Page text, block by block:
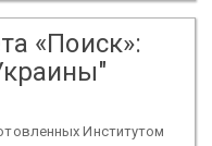
«Поиск»:
Институтом